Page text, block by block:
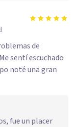
de
sentí escuchado
noté una gran
fue un placer